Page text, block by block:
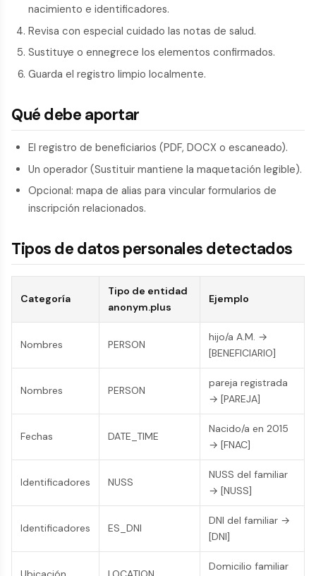
nacimiento e identificadores.
Revisa con especial cuidado las notas de salud.
Sustituye o ennegrece los elementos confirmados.
Guarda el registro limpio localmente.
Qué debe aportar
El registro de beneficiarios (PDF, DOCX o escaneado).
Un operador (Sustituir mantiene la maquetación legible).
Opcional: mapa de alias para vincular formularios de
inscripción relacionados.
Tipos de datos personales detectados
Categoría
Tipo de entidad
anonym.plus
Ejemplo
Nombres PERSON
hijo/a A.M. →
[BENEFICIARIO]
Nombres PERSON
pareja registrada
→ [PAREJA]
Fechas DATE_TIME
Nacido/a en 2015
→ [FNAC]
Identificadores NUSS
NUSS del familiar
→ [NUSS]
Identificadores ES_DNI
DNI del familiar →
[DNI]
Domicilio familiar